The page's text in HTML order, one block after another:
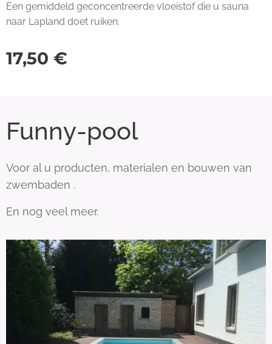
Een gemiddeld geconcentreerde vloeistof die u sauna
naar Lapland doet ruiken.
17,50 €
Funny-pool
Voor al u producten, materialen en bouwen van
zwembaden .
En nog veel meer.